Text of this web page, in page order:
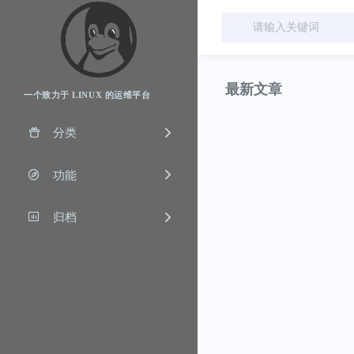
一个致力于 LINUX 的运维平台
分类
功能
归档
最新文章